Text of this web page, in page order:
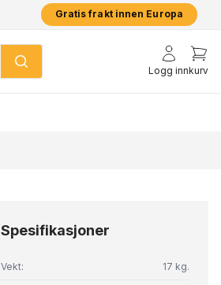
2 års garanti på alle produkter
Gratis frakt innen Europa
Logg innkurv
Spesifikasjoner
Vekt: 17 kg.